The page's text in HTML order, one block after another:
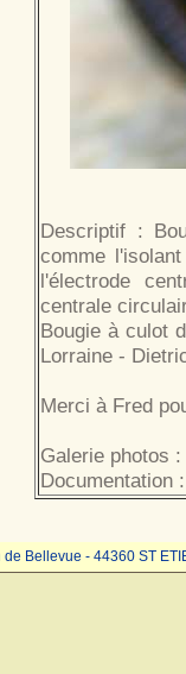
Descriptif :
comme
l'électrode
centrale
Bougie à culot
Lorraine -
Merci à Fred
Galerie photos :
Documentation
Bellevue - 44360 ST